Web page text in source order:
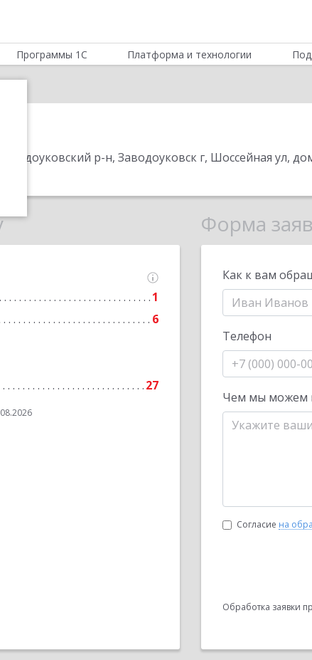
Программы 1С Платформа и технологии
р-н, Заводоуковск г, Шоссейная ул,
1
6
27
Форма
Как к вам
Телефон
Чем мы можем
Согласие на
Обработка заявки